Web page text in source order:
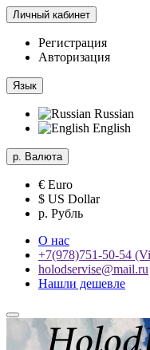
Личный кабинет
Регистрация
Авторизация
Язык
Russian
English
р. Валюта
€ Euro
$ US Dollar
р. Рубль
О нас
+7(978)751-50-54
holodservise@mail.ru
Нашли дешевле